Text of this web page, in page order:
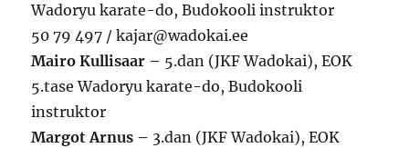
Wadoryu karate-do, Budokooli instruktor
50 79 497 / kajar@wadokai.ee
Mairo Kullisaar – 5.dan (JKF Wadokai), EOK
5.tase Wadoryu karate-do, Budokooli
instruktor
Margot Arnus – 3.dan (JKF Wadokai), EOK